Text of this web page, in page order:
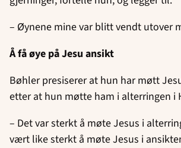
– Øynene mine var blitt vendt utover
Å få øye på Jesu ansikt
Bøhler presiserer at hun har møtt
etter at hun møtte ham i alterringen i
– Det var sterkt å møte Jesus i
vært like sterkt å møte Jesus i